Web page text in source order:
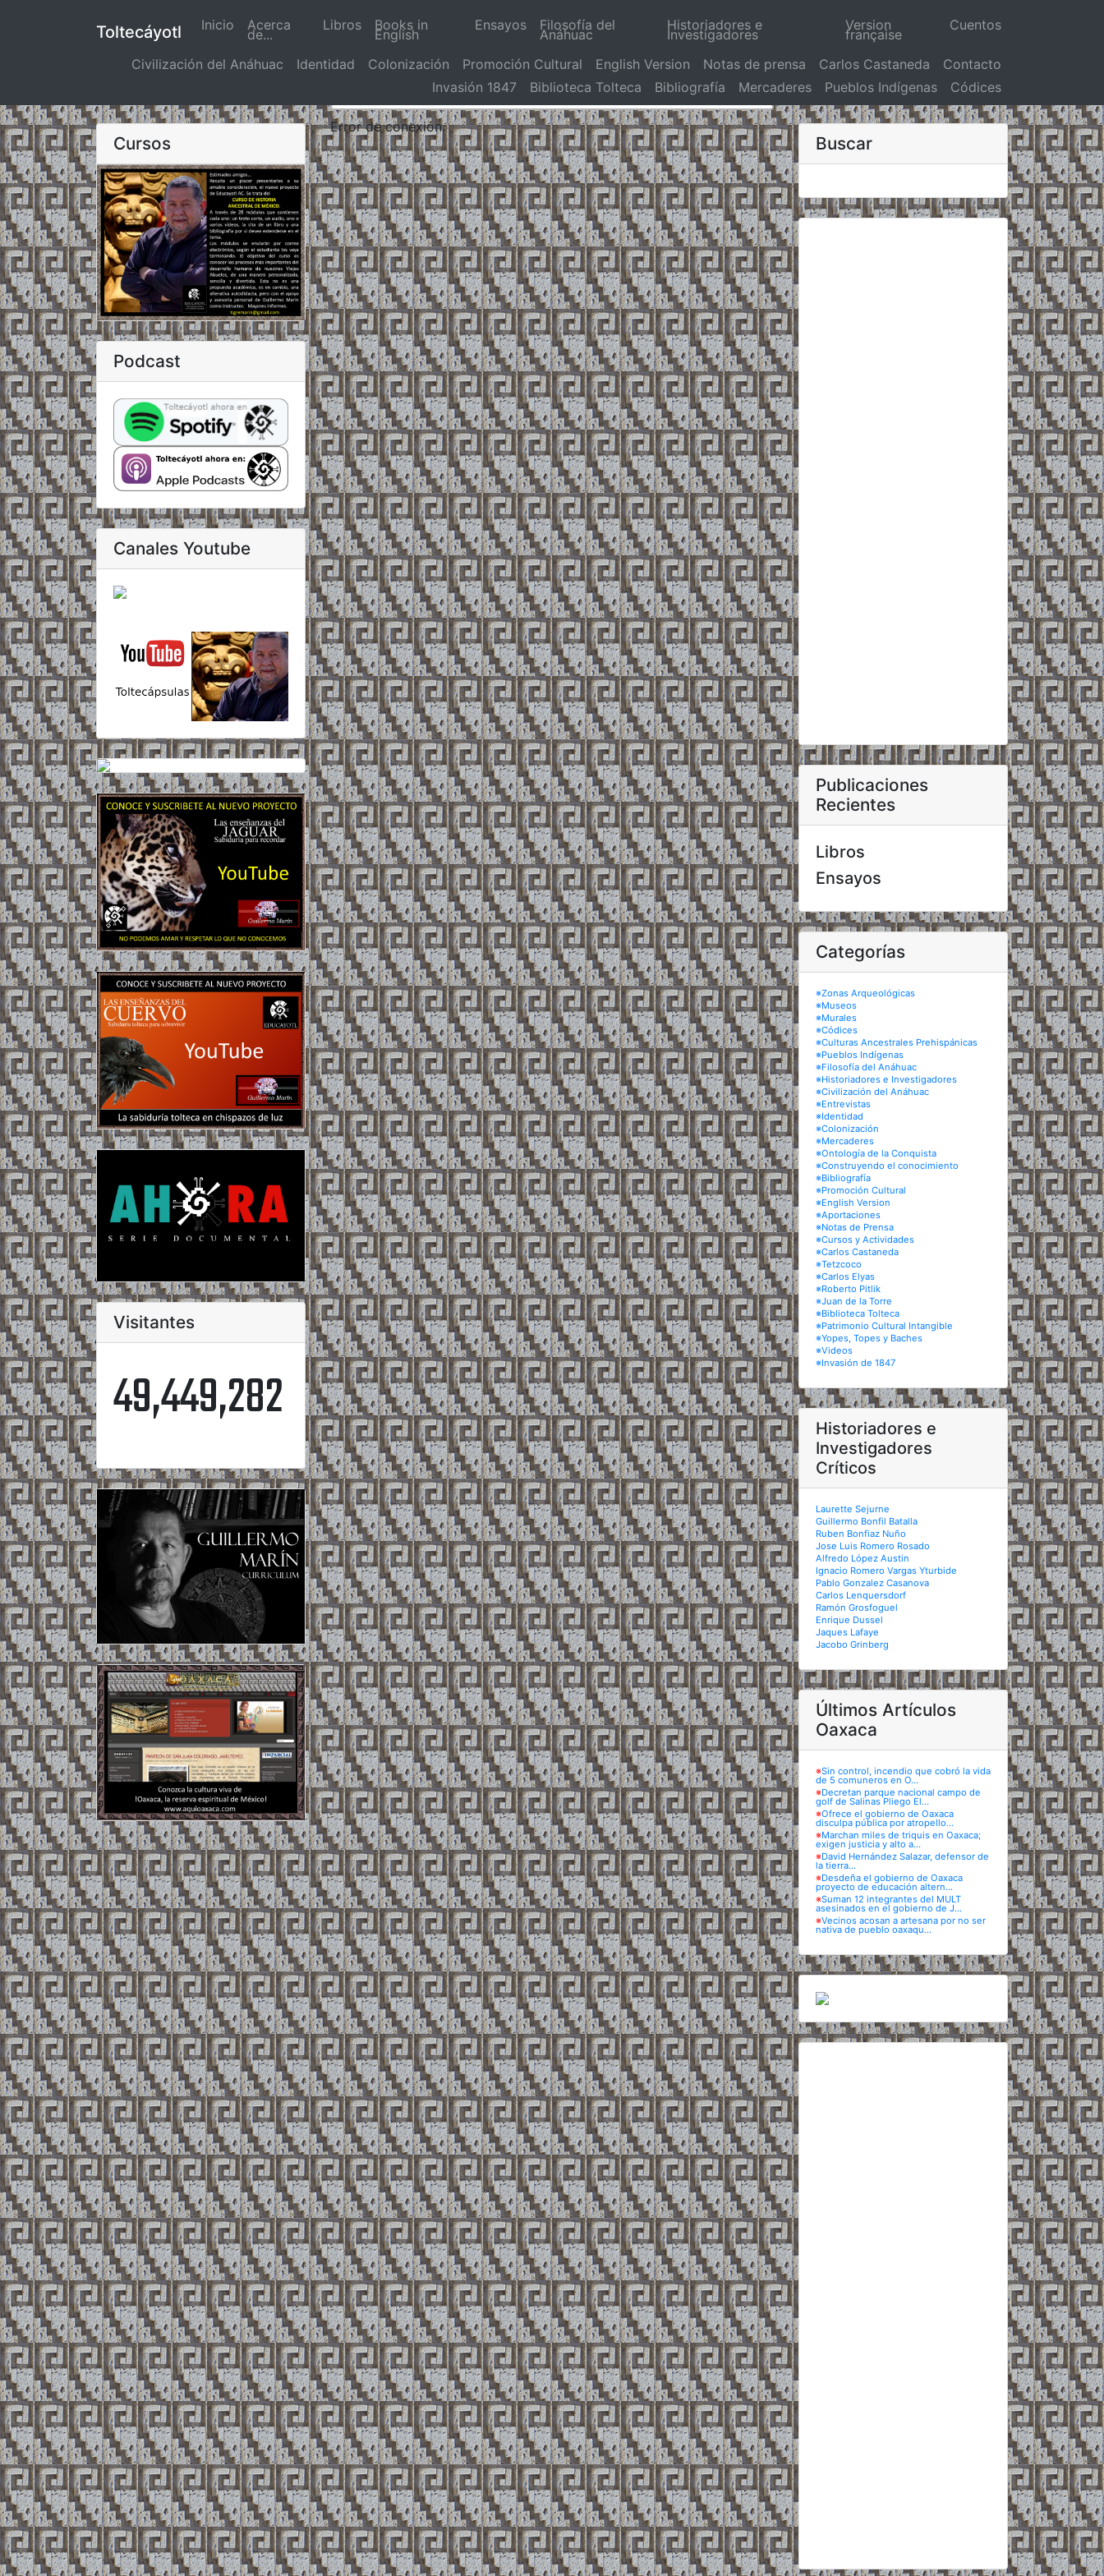
Toltecáyotl Inicio (actual)
Acerca
de...
Libros Books in
English
Ensayos Filosofía del
Anáhuac
Historiadores e
Investigadores
Version
française
Cuentos
Civilización del Anáhuac Identidad Colonización Promoción Cultural English Version Notas de prensa Carlos Castaneda
Contacto
Invasión 1847
Biblioteca Tolteca Bibliografía Mercaderes Pueblos Indígenas Códices
Cursos
Podcast
Canales Youtube
Visitantes
49,449,282
Error de conexión.
Buscar
Publicaciones
Recientes
Libros
Ensayos
Categorías
※Zonas Arqueológicas
※Museos
※Murales
※Códices
※Culturas Ancestrales Prehispánicas
※Pueblos Indígenas
※Filosofía del Anáhuac
※Historiadores e Investigadores
※Civilización del Anáhuac
※Entrevistas
※Identidad
※Colonización
※Mercaderes
※Ontología de la Conquista
※Construyendo el conocimiento
※Bibliografía
※Promoción Cultural
※English Version
※Aportaciones
※Notas de Prensa
※Cursos y Actividades
※Carlos Castaneda
※Tetzcoco
※Carlos Elyas
※Roberto Pitlik
※Juan de la Torre
※Biblioteca Tolteca
※Patrimonio Cultural Intangible
※Yopes, Topes y Baches
※Videos
※Invasión de 1847
Historiadores e
Investigadores
Críticos
Laurette Sejurne
Guillermo Bonfil Batalla
Ruben Bonfiaz Nuño
Jose Luis Romero Rosado
Alfredo López Austin
Ignacio Romero Vargas Yturbide
Pablo Gonzalez Casanova
Carlos Lenquersdorf
Ramón Grosfoguel
Enrique Dussel
Jaques Lafaye
Jacobo Grinberg
Últimos Artículos
Oaxaca
※Sin control, incendio que cobró la vida
de 5 comuneros en O...
※Decretan parque nacional campo de
golf de Salinas Pliego El...
※Ofrece el gobierno de Oaxaca
disculpa pública por atropello...
※Marchan miles de triquis en Oaxaca;
exigen justicia y alto a...
※David Hernández Salazar, defensor de
la tierra...
※Desdeña el gobierno de Oaxaca
proyecto de educación altern...
※Suman 12 integrantes del MULT
asesinados en el gobierno de J...
※Vecinos acosan a artesana por no ser
nativa de pueblo oaxaqu...